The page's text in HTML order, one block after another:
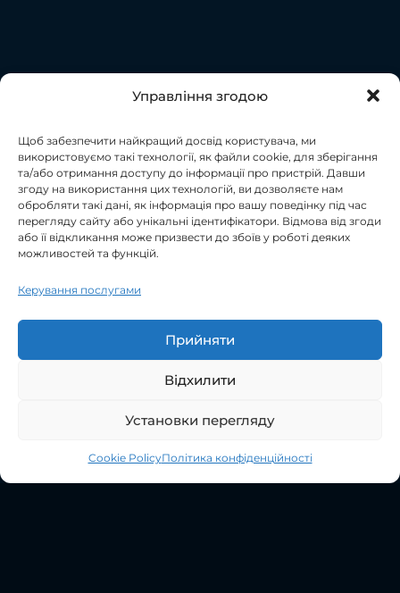
Управління згодою
Щоб забезпечити найкращий досвід користувача, ми
використовуємо такі технології, як файли cookie, для зберігання
та/або отримання доступу до інформації про пристрій. Давши
згоду на використання цих технологій, ви дозволяєте нам
обробляти такі дані, як інформація про вашу поведінку під час
перегляду сайту або унікальні ідентифікатори. Відмова від згоди
або її відкликання може призвести до збоїв у роботі деяких
можливостей та функцій.
Керування послугами
Прийняти
Відхилити
Установки перегляду
Cookie PolicyПолітика конфіденційності
chaty